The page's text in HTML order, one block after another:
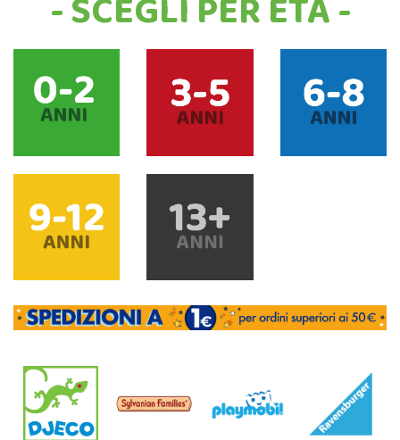
- SCEGLI PER ETÀ -